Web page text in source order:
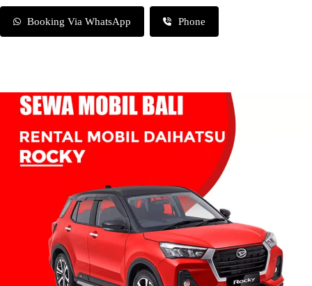
Booking Via WhatsApp Phone